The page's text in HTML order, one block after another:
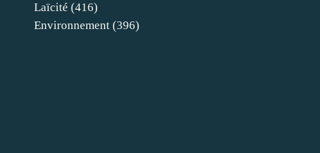
Laïcité (416)
Environnement (396)